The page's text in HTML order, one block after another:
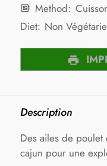
Method:
Diet: Non
Description
Des ailes de poulet
cajun pour une